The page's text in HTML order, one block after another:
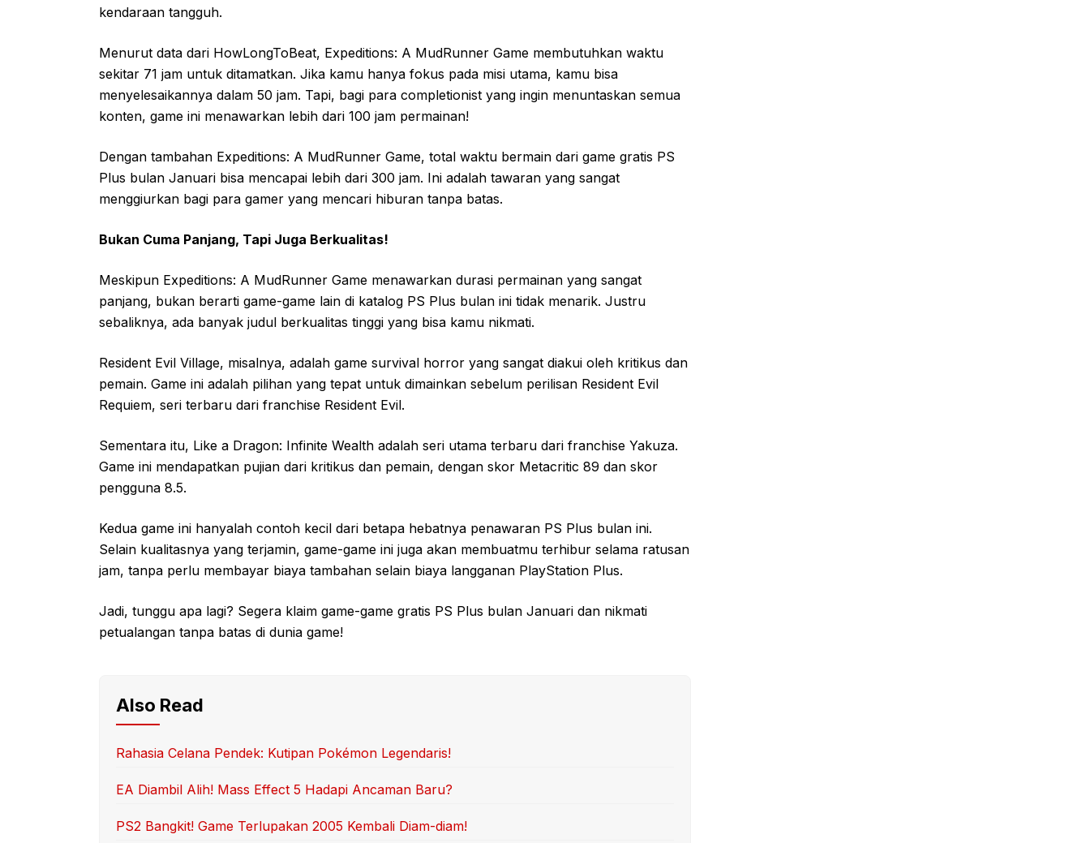
kendaraan tangguh.
Menurut data dari HowLongToBeat, Expeditions: A MudRunner Game membutuhkan waktu
sekitar 71 jam untuk ditamatkan. Jika kamu hanya fokus pada misi utama, kamu bisa
menyelesaikannya dalam 50 jam. Tapi, bagi para completionist yang ingin menuntaskan semua
konten, game ini menawarkan lebih dari 100 jam permainan!
Dengan tambahan Expeditions: A MudRunner Game, total waktu bermain dari game gratis PS
Plus bulan Januari bisa mencapai lebih dari 300 jam. Ini adalah tawaran yang sangat
menggiurkan bagi para gamer yang mencari hiburan tanpa batas.
Bukan Cuma Panjang, Tapi Juga Berkualitas!
Meskipun Expeditions: A MudRunner Game menawarkan durasi permainan yang sangat
panjang, bukan berarti game-game lain di katalog PS Plus bulan ini tidak menarik. Justru
sebaliknya, ada banyak judul berkualitas tinggi yang bisa kamu nikmati.
Resident Evil Village, misalnya, adalah game survival horror yang sangat diakui oleh kritikus dan
pemain. Game ini adalah pilihan yang tepat untuk dimainkan sebelum perilisan Resident Evil
Requiem, seri terbaru dari franchise Resident Evil.
Sementara itu, Like a Dragon: Infinite Wealth adalah seri utama terbaru dari franchise Yakuza.
Game ini mendapatkan pujian dari kritikus dan pemain, dengan skor Metacritic 89 dan skor
pengguna 8.5.
Kedua game ini hanyalah contoh kecil dari betapa hebatnya penawaran PS Plus bulan ini.
Selain kualitasnya yang terjamin, game-game ini juga akan membuatmu terhibur selama ratusan
jam, tanpa perlu membayar biaya tambahan selain biaya langganan PlayStation Plus.
Jadi, tunggu apa lagi? Segera klaim game-game gratis PS Plus bulan Januari dan nikmati
petualangan tanpa batas di dunia game!
Also Read
Rahasia Celana Pendek: Kutipan Pokémon Legendaris!
EA Diambil Alih! Mass Effect 5 Hadapi Ancaman Baru?
PS2 Bangkit! Game Terlupakan 2005 Kembali Diam-diam!